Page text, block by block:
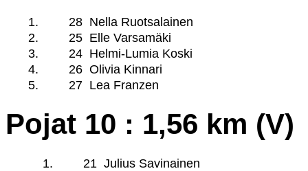
1. 28 Nella Ruotsalainen
2.
25 Elle Varsamäki
3.
24 Helmi-Lumia Koski
4.
26 Olivia Kinnari
5.
27 Lea Franzen
Pojat 10 : 1,56 km (V)
1. 21 Julius Savinainen